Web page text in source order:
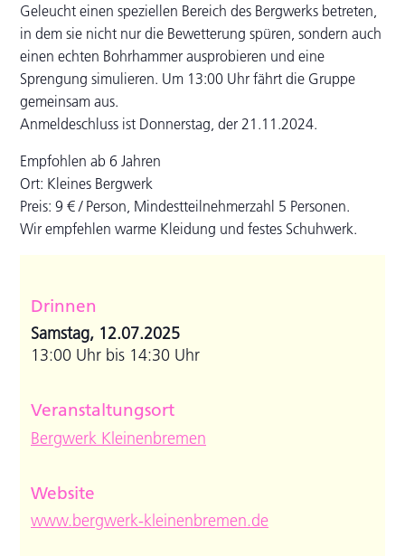
Geleucht einen speziellen Bereich des Bergwerks betreten,
in dem sie nicht nur die Bewetterung spüren, sondern auch
einen echten Bohrhammer ausprobieren und eine
Sprengung simulieren. Um 13:00 Uhr fährt die Gruppe
gemeinsam aus.
Anmeldeschluss ist Donnerstag, der 21.11.2024.
Empfohlen ab 6 Jahren
Ort: Kleines Bergwerk
Preis: 9 € / Person, Mindestteilnehmerzahl 5 Personen.
Wir empfehlen warme Kleidung und festes Schuhwerk.
Drinnen
Samstag, 12.07.2025
13:00 Uhr bis 14:30 Uhr
Veranstaltungsort
Bergwerk Kleinenbremen
Website
www.bergwerk-kleinenbremen.de